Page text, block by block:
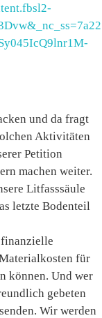
und da fragt
Aktivitäten
Petition
machen weiter.
Litfasssäule
letzte Bodenteil
für
können. Und wer
gebeten
Wir werden